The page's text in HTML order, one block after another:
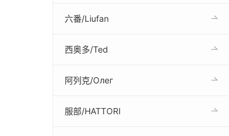
六番/Liufan
西奥多/Ted
阿列克/Олег
服部/HATTORI